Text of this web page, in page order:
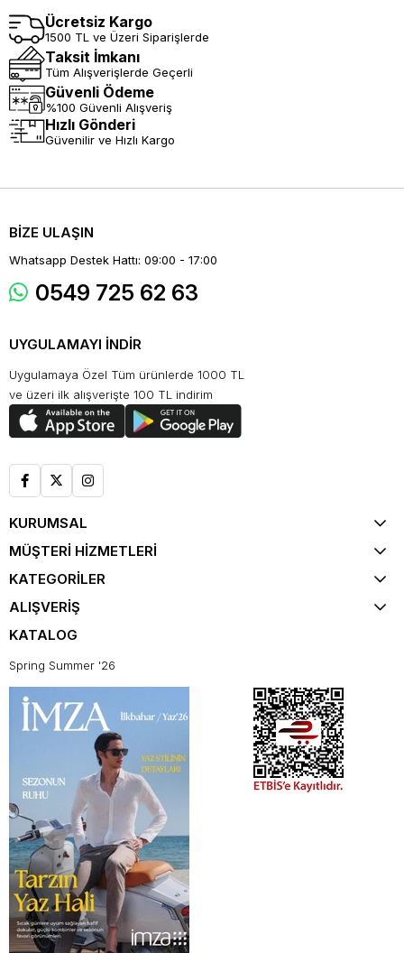
Ücretsiz Kargo
1500 TL ve Üzeri Siparişlerde
Taksit İmkanı
Tüm Alışverişlerde Geçerli
Güvenli Ödeme
%100 Güvenli Alışveriş
Hızlı Gönderi
Güvenilir ve Hızlı Kargo
BİZE ULAŞIN
Whatsapp Destek Hattı: 09:00 - 17:00
0549 725 62 63
UYGULAMAYI İNDİR
Uygulamaya Özel Tüm ürünlerde 1000 TL
ve üzeri ilk alışverişte 100 TL indirim
KURUMSAL
MÜŞTERİ HİZMETLERİ
KATEGORİLER
ALIŞVERİŞ
KATALOG
Spring Summer '26